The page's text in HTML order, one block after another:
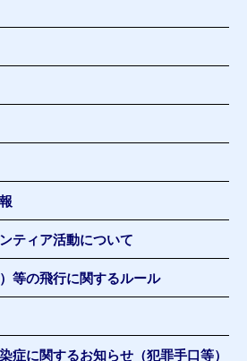
ティア活動について
等の飛行に関するルール
症に関するお知らせ（犯罪手口等）